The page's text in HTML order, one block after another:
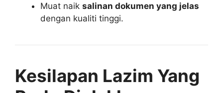
Muat naik salinan dokumen yang jelas
dengan kualiti tinggi.
Kesilapan Lazim Yang